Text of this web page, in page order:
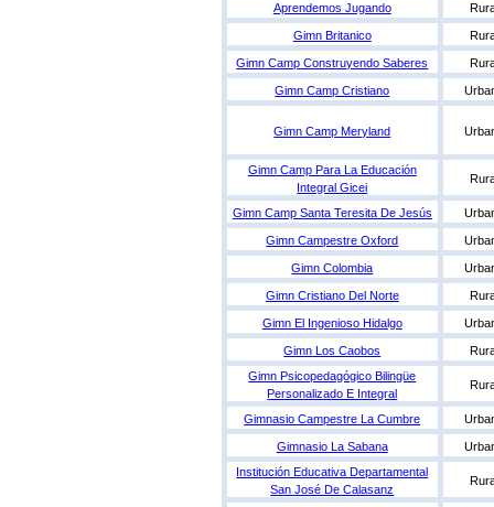
Aprendemos Jugando
Gimn Britanico
Gimn Camp Construyendo Saberes
Gimn Camp Cristiano
Gimn Camp Meryland
Gimn Camp Para La Educación
Integral Gicei
Gimn Camp Santa Teresita De Jesús
Gimn Campestre Oxford
Gimn Colombia
Gimn Cristiano Del Norte
Gimn El Ingenioso Hidalgo
Gimn Los Caobos
Gimn Psicopedagógico Bilingüe
Personalizado E Integral
Gimnasio Campestre La Cumbre
Gimnasio La Sabana
Institución Educativa Departamental
San José De Calasanz